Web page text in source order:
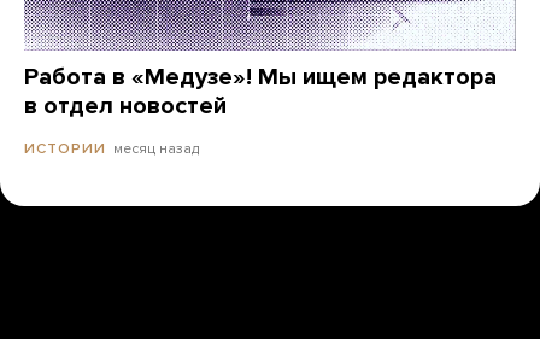
Работа в «Медузе»! Мы ищем редактора
в отдел новостей
ИСТОРИИ месяц назад